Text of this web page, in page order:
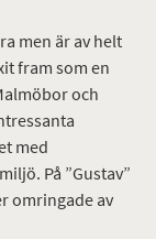
men är av helt
fram som en
och
med
På ”Gustav”
omringade av